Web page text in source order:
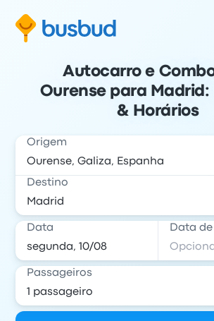
Autocarro e
Ourense para Madrid:
& Horários
Origem
Destino
Data Data
Passageiros